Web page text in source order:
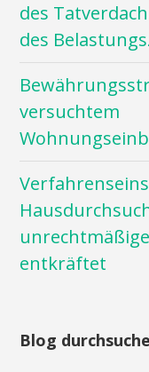
des
des
versuchtem
entkräftet
Blog